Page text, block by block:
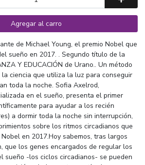
Agregar al carro
de Michael Young, el premio Nobel que
sueño en 2017. . Segundo título de la
Y EDUCACIÓN de Urano.. Un método
ciencia que utiliza la luz para conseguir
toda la noche. Sofia Axelrod,
en el sueño, presenta el primer
para ayudar a los recién
a dormir toda la noche sin interrupción,
sobre los ritmos circadianos que
en 2017.Hoy sabemos, tras largos
que los genes encargados de regular los
sueño -los ciclos circadianos- se pueden